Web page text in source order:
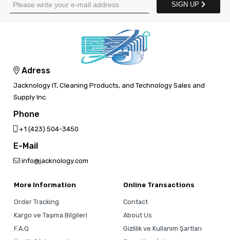
SIGN UP
Adress
Jacknology IT, Cleaning Products, and Technology Sales and
Supply Inc.
Phone
‎+1 (423) 504-3450
E-Mail
info@jacknology.com
More Information
Order Tracking
Kargo ve Taşıma Bilgileri
F.A.Q
Online Transactions
Contact
About Us
Gizlilik ve Kullanım Şartları